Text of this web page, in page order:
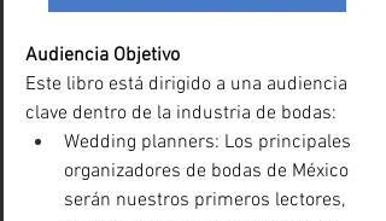
Audiencia Objetivo
Este libro está dirigido a una audiencia
clave dentro de la industria de bodas:
Wedding planners: Los principales
organizadores de bodas de México
serán nuestros primeros lectores,